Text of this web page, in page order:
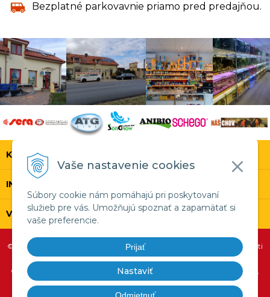
Vaše nastavenie cookies
Súbory cookie nám pomáhajú pri poskytovaní
služieb pre vás. Umožňujú spoznať a zapamätať si
vaše preferencie.
Prijať
Nastaviť
Bezplatné parkovavnie priamo pred predajňou.
KONTAKT
INFOLINKA
VŠETKO O NÁKUPE
© 2026 SERA.SK • tvorba eshopu cez UNIobchod
spoločnosti
WEBYGROUP
Copyright 1999 - 2026 SERA SK,sro, Copyright 1970 - 2026 sera GmbH,
Copyright 1990 - 2026 Ichthyotrophic, Copyright 1995 - 2026 ANIBIO -
Specht Bio-Pharma,